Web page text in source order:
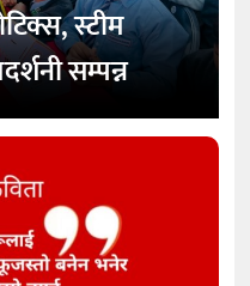
स्टीम
सम्पन्न